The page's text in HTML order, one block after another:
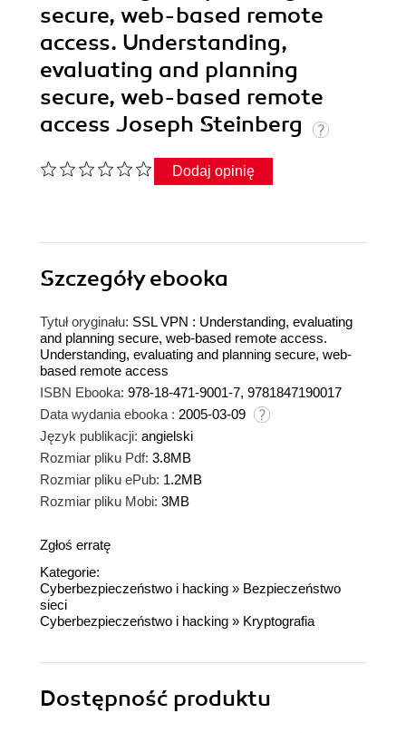
secure, web-based remote
access. Understanding,
evaluating and planning
secure, web-based remote
access Joseph Steinberg
Dodaj opinię
Szczegółyebooka
Tytuł oryginału: SSL VPN : Understanding, evaluating
and planning secure, web-based remote access.
Understanding, evaluating and planning secure, web-
based remote access
ISBN Ebooka: 978-18-471-9001-7, 9781847190017
Data wydania ebooka : 2005-03-09
Język publikacji: angielski
Rozmiar pliku Pdf: 3.8MB
Rozmiar pliku ePub: 1.2MB
Rozmiar pliku Mobi: 3MB
Zgłoś erratę
Kategorie:
Cyberbezpieczeństwo i hacking » Bezpieczeństwo
sieci
Cyberbezpieczeństwo i hacking » Kryptografia
Dostępność produktu